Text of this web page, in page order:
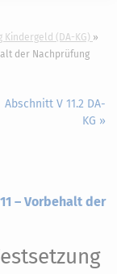
Kindergeld (DA-KG)
der Nachprüfung
Abschnitt V 11.2 DA-
KG »
– Vorbehalt der